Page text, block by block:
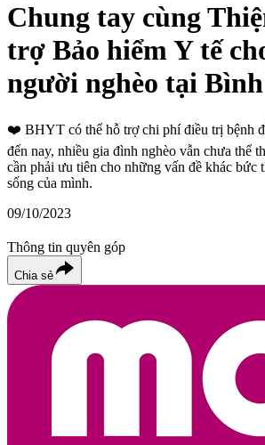
Chung tay cùng
trợ Bảo hiểm Y tế
người nghèo tại
❤️ BHYT có thể hỗ trợ chi phí điều trị bệnh
đến nay, nhiều gia đình nghèo vẫn chưa thể
cần phải ưu tiên cho những vấn đề khác bức
sống của mình.
09/10/2023
Thông tin quyên góp
Chia sẻ